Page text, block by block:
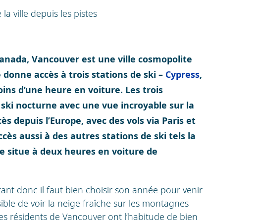
ville depuis les pistes
Vancouver est une ville cosmopolite
accès à trois stations de ski – Cypress,
d’une heure en voiture. Les trois
nocturne avec une vue incroyable sur la
depuis l’Europe, avec des vols via Paris et
aussi à des autres stations de ski tels la
situe à deux heures en voiture de
donc il faut bien choisir son année pour venir
de voir la neige fraîche sur les montagnes
résidents de Vancouver ont l’habitude de bien